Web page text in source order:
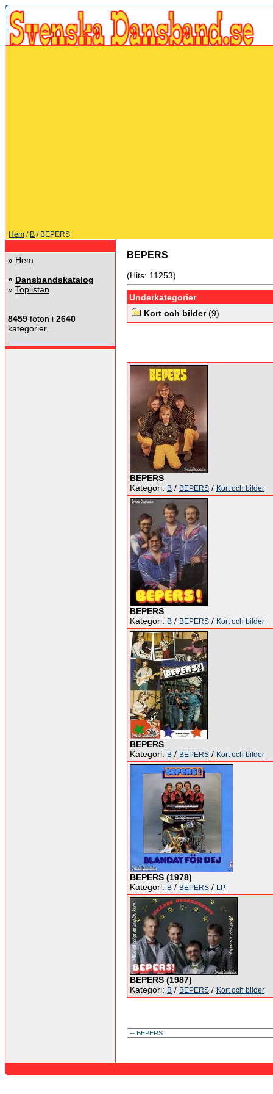
Hem / B / BEPERS
» Hem
» Dansbandskatalog
» Toplistan
8459 foton i 2640
kategorier.
BEPERS
(Hits: 11253)
Underkategorier
Kort och bilder(9)
BEPERS
Kategori: B / BEPERS / Kort och bilder
BEPERS
Kategori: B / BEPERS / Kort och bilder
BEPERS
Kategori: B / BEPERS / Kort och bilder
BEPERS (1978)
Kategori: B / BEPERS / LP
BEPERS (1987)
Kategori: B / BEPERS / Kort och bilder